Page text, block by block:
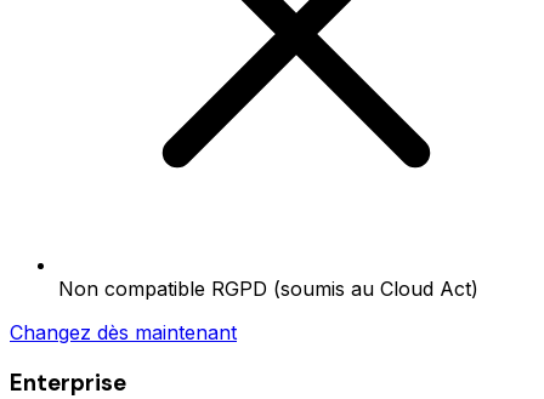
Non compatible RGPD (soumis au Cloud Act)
Changez dès maintenant
Enterprise